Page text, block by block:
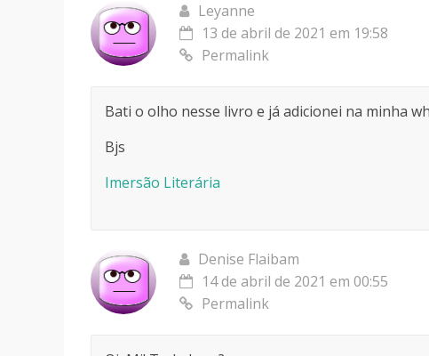
Leyanne
13 de abril de 2021 em 19:58
Permalink
Bati o olho nesse livro e já adicionei na minha
Bjs
Imersão Literária
Denise Flaibam
14 de abril de 2021 em 00:55
Permalink